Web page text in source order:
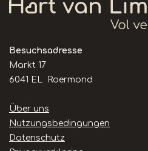
Besuchsadresse
Markt 17
6041 EL Roermond
Handige
links
Über uns
Nutzungsbedingungen
Datenschutz